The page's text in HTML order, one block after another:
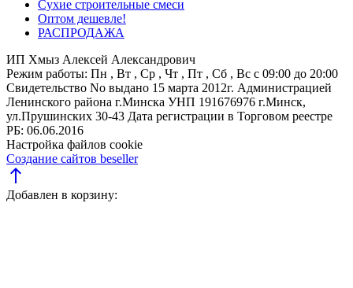
Сухие строительные смеси
Оптом дешевле!
РАСПРОДАЖА
ИП Хмыз Алексей Александрович
Режим работы: Пн , Вт , Ср , Чт , Пт , Сб , Вс c 09:00 до 20:00
Свидетельство No выдано 15 марта 2012г. Администрацией
Ленинского района г.Минска УНП 191676976 г.Минск,
ул.Прушинских 30-43 Дата регистрации в Торговом реестре
РБ: 06.06.2016
Настройка файлов cookie
Создание сайтов beseller
north
Добавлен в корзину: